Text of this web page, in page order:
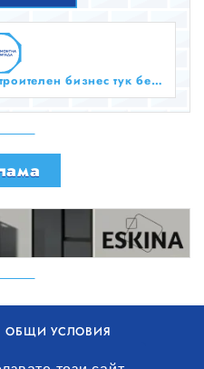
Създай профил на своя строителен бизнес тук безплатно!
ОБЩИ УСЛОВИЯ